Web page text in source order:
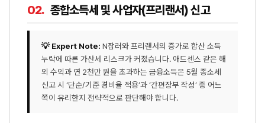
02. 종합소득세 및 사업자(프리랜서) 신고
💡 Expert Note: N잡러와 프리랜서의 증가로 합산 소득
누락에 따른 가산세 리스크가 커졌습니다. 애드센스 같은 해
외 수익과 연 2천만 원을 초과하는 금융소득은 5월 종소세
신고 시 ‘단순/기준 경비율 적용’과 ‘간편장부 작성’ 중 어느
쪽이 유리한지 전략적으로 판단해야 합니다.